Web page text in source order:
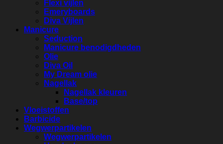
Flexi vijlen
Emeryboards
Diva Vijlen
Manicure
Seduction
Manicure benodigdheden
Olie
Diva Oil
My Dream olie
Nagellak
Nagellak kleuren
Base/top
Vloeistoffen
Barbicide
Wegwerpartikelen
Wegwerpartikelen